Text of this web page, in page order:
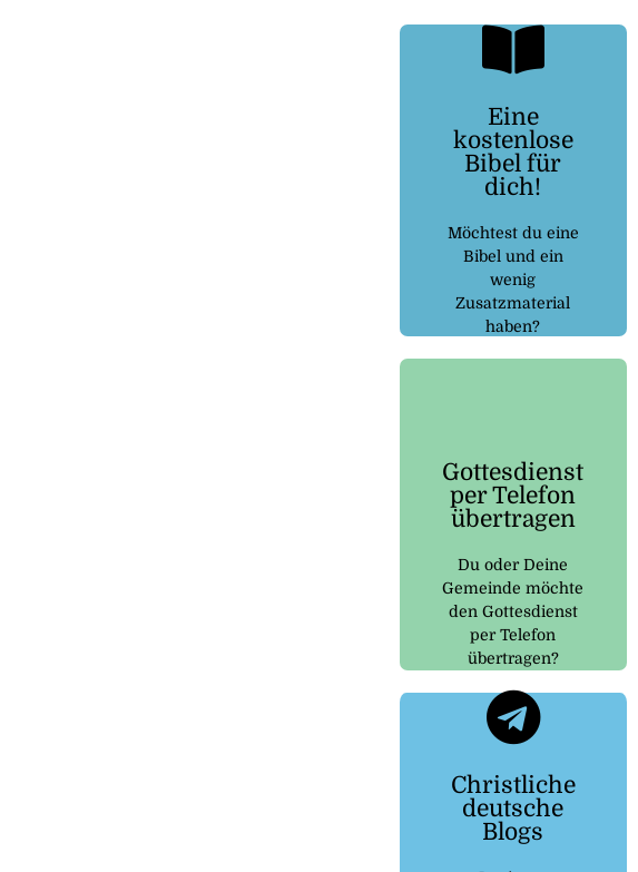
Eine
kostenlose
Bibel für
dich!
Möchtest du eine
Bibel und ein
wenig
Zusatzmaterial
haben?
Dann folge
dem Link:
Kostenlosebibel.de
Gottesdienst
per Telefon
übertragen
Du oder Deine
Gemeinde möchte
den Gottesdienst
per Telefon
übertragen?
erklärt, wie das
funktioniert und
was du dafür
benötigst.
Hier
klicken
Christliche
deutsche
Blogs
Button um zu dem
Kanal zu kommen